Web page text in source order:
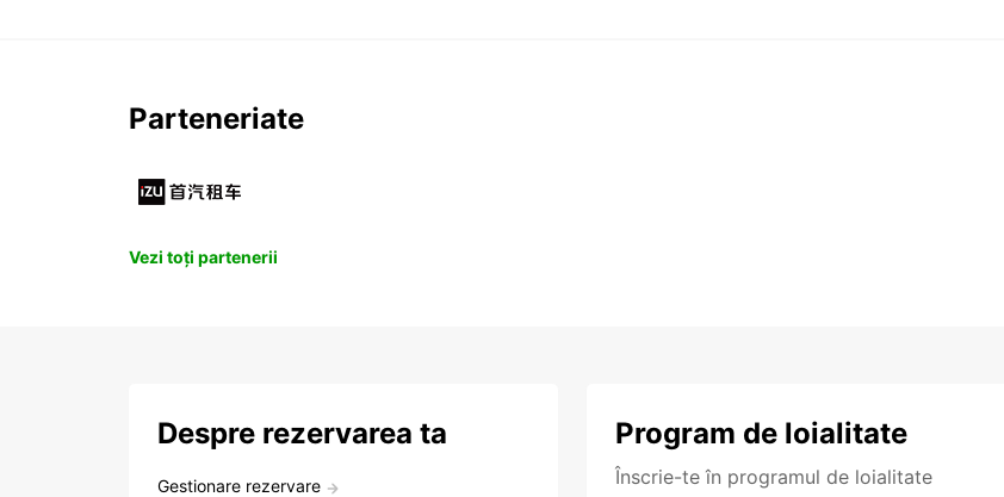
Parteneriate
Vezi toți partenerii
Despre rezervarea ta
Gestionare rezervare
Program de loialitate
Înscrie-te în programul de loialitate